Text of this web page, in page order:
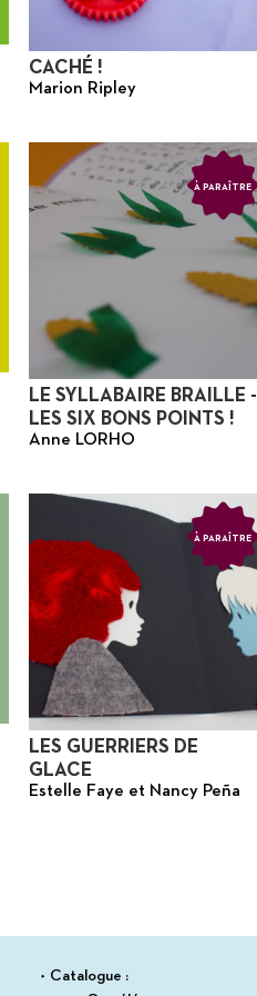
CACHÉ !
Marion Ripley
LE SYLLABAIRE BRAILLE -
LES SIX BONS POINTS !
Anne LORHO
À PARAÎTRE
LES GUERRIERS DE
GLACE
Estelle Faye et Nancy Peña
À PARAÎTRE
Catalogue :